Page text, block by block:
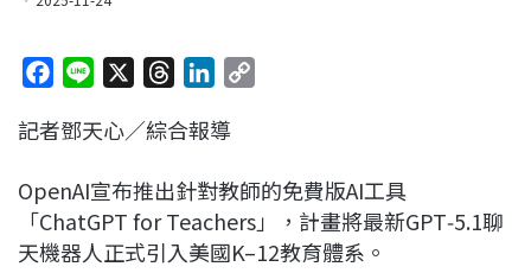
c
b
o
o
n
r
a
d
s
n
e
d
I
L
i
n
記者鄧天心／綜合報導
OpenAI宣布推出針對教師的免費版AI工具
「ChatGPT for Teachers」，計畫將最新GPT‑5.1聊
天機器人正式引入美國K–12教育體系。